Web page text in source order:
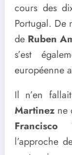
cours des
Portugal. De
de Ruben
s’est
européenne
Il n’en
Martinez ne
Francisco
l’approche